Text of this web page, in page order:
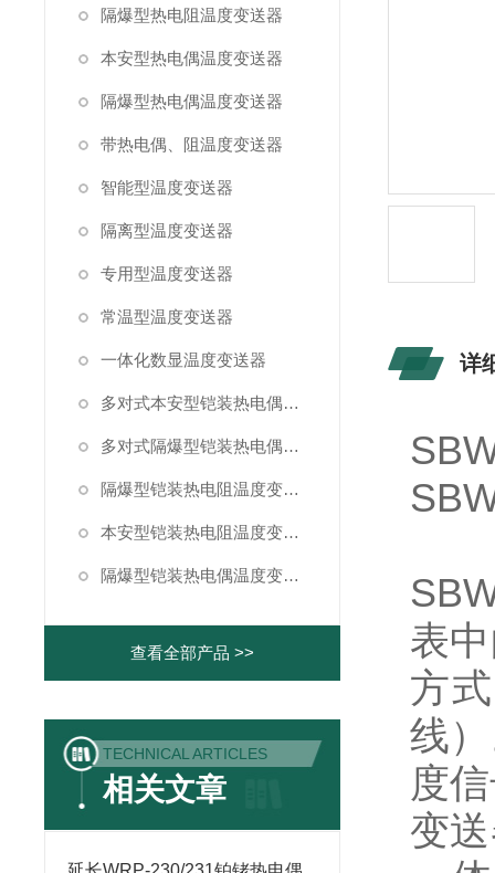
隔爆型热电阻温度变送器
本安型热电偶温度变送器
隔爆型热电偶温度变送器
带热电偶、阻温度变送器
智能型温度变送器
隔离型温度变送器
专用型温度变送器
常温型温度变送器
一体化数显温度变送器
多对式本安型铠装热电偶温度变送器
多对式隔爆型铠装热电偶温度变送器
隔爆型铠装热电阻温度变送器
本安型铠装热电阻温度变送器
隔爆型铠装热电偶温度变送器
查看全部产品 >>
TECHNICAL ARTICLES
相关文章
详
表
方
线
度
变